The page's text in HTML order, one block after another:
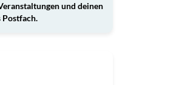
und deinen